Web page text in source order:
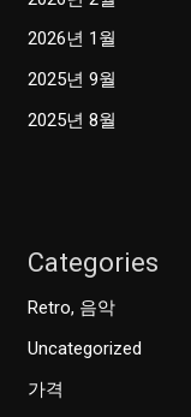
2026년 1월
2025년 9월
2025년 8월
Categories
Retro, 음악
Uncategorized
가격